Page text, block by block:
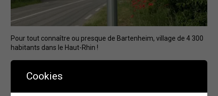
Pour tout connaître ou presque de Bartenheim, village de 4 300
habitants dans le Haut-Rhin !
Cookies